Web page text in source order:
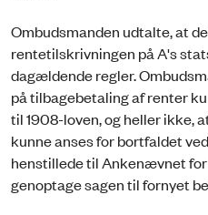
Ombudsmanden udtalte, at
rentetilskrivningen på A's
dagældende regler.
på tilbagebetaling af renter
til 1908-loven, og heller ikke,
kunne anses for bortfaldet
henstillede til Ankenævnet
genoptage sagen til fornyet